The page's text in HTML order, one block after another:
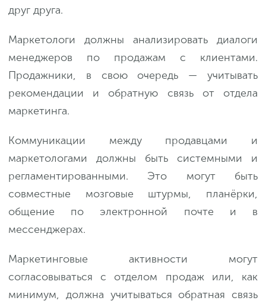
друг друга.
Маркетологи должны анализировать диалоги
менеджеров по продажам с клиентами.
Продажники, в свою очередь — учитывать
рекомендации и обратную связь от отдела
маркетинга.
Коммуникации между продавцами и
маркетологами должны быть системными и
регламентированными. Это могут быть
совместные мозговые штурмы, планёрки,
общение по электронной почте и в
мессенджерах.
Маркетинговые активности могут
согласовываться с отделом продаж или, как
минимум, должна учитываться обратная связь